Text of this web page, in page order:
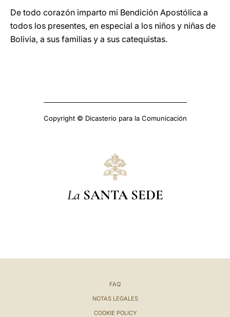
De todo corazón imparto mi Bendición Apostólica a
todos los presentes, en especial a los niños y niñas de
Bolivia, a sus familias y a sus catequistas.
Copyright © Dicasterio para la Comunicación
La SANTA SEDE
FAQ
NOTAS LEGALES
COOKIE POLICY